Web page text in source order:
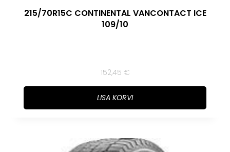
215/70R15C CONTINENTAL VANCONTACT ICE
109/10
152,45 €
LISA KORVI